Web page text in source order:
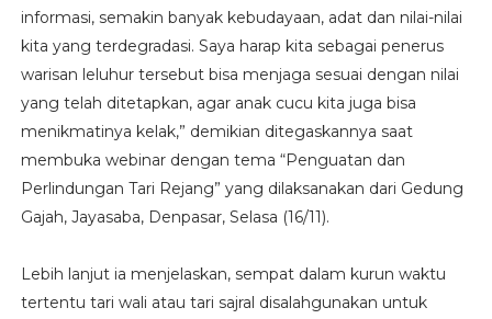
informasi, semakin banyak kebudayaan, adat dan nilai-nilai
kita yang terdegradasi. Saya harap kita sebagai penerus
warisan leluhur tersebut bisa menjaga sesuai dengan nilai
yang telah ditetapkan, agar anak cucu kita juga bisa
menikmatinya kelak,” demikian ditegaskannya saat
membuka webinar dengan tema “Penguatan dan
Perlindungan Tari Rejang” yang dilaksanakan dari Gedung
Gajah, Jayasaba, Denpasar, Selasa (16/11).
Lebih lanjut ia menjelaskan, sempat dalam kurun waktu
tertentu tari wali atau tari sajral disalahgunakan untuk